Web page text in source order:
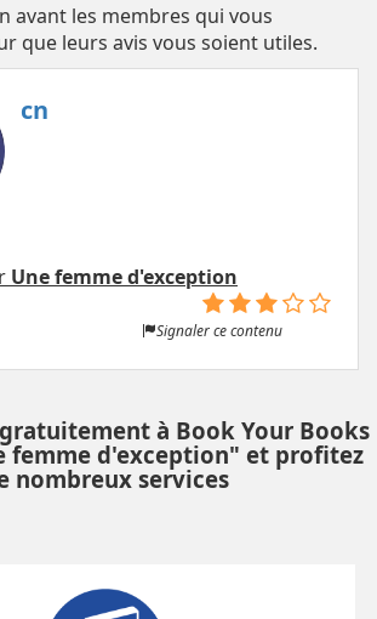
avant les membres qui vous
que leurs avis vous soient utiles.
cn
Une femme d'exception
Signaler ce contenu
à Book Your Books
femme d'exception" et profitez
nombreux services